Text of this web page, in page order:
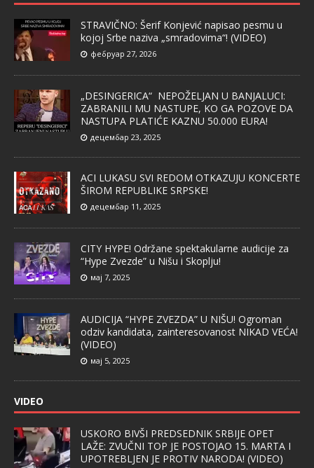
STRAVIČNO: Šerif Konjević napisao pesmu u
kojoj Srbe naziva „smradovima“! (VIDEO)
фебруар 27, 2026
„DESINGERICA“ NEPOŽELJAN U BANJALUCI:
ZABRANILI MU NASTUPE, KO GA POZOVE DA
NASTUPA PLATIĆE KAZNU 50.000 EURA!
децембар 23, 2025
ACI LUKASU SVI REDOM OTKAZUJU KONCERTE
ŠIROM REPUBLIKE SRPSKE!
децембар 11, 2025
CITY HYPE! Održane spektakularne audicije za
“Hype Zvezde” u Nišu i Skoplju!
мај 7, 2025
AUDICIJA “HYPE ZVEZDA” U NIŠU! Ogroman
odziv kandidata, zainteresovanost NIKAD VEĆA!
(VIDEO)
мај 5, 2025
VIDEO
USKORO BIVŠI PREDSEDNIK SRBIJE OPET
LAŽE: ZVUČNI TOP JE POSTOJAO 15. MARTA I
UPOTREBLJEN JE PROTIV NARODA! (VIDEO)